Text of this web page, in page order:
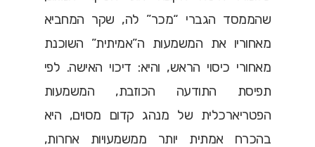
שהממסד הגברי “מכר” לה, שקר המחביא
מאחוריו את המשמעות ה”אמיתית” השוכנת
מאחורי כיסוי הראש, והיא: דיכוי האישה. לפי
תפיסת התודעה הכוזבת, המשמעות
הפטריארכלית של מנהג קדום מסוים, היא
בהכרח אמתית יותר ממשמעויות אחרות,